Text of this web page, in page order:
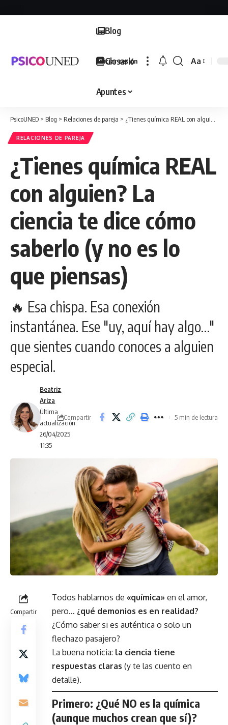
Blog
Glosario
Apuntes
Iniciar sesión
Font
Aa
PsicoUNED > Blog > Relaciones de pareja > ¿Tienes química REAL con alguien? La ciencia te dice cómo saberlo (y no es lo que piensas)
RELACIONES DE PAREJA
¿Tienes química REAL
con alguien? La
ciencia te dice cómo
saberlo (y no es lo
que piensas)
🔥 Esa chispa. Esa conexión
instantánea. Ese "uy, aquí hay algo…"
que sientes cuando conoces a alguien
especial.
Última
actualización:
26/04/2025
11:35
Beatriz
Ariza
Compartir 5 min de lectura
Compartir
Todos hablamos de «química» en el amor,
pero… ¿qué demonios es en realidad?
¿Cómo saber si es auténtica o solo un
flechazo pasajero?
La buena noticia: la ciencia tiene
respuestas claras (y te las cuento en
detalle).
Primero: ¿Qué NO es la química
(aunque muchos crean que sí)?